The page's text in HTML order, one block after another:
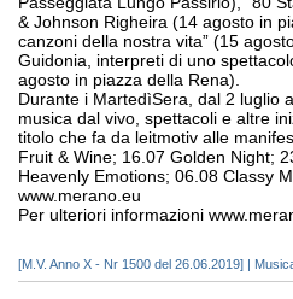
& Johnson Righeira (14 agosto in
canzoni della nostra vita” (15
Guidonia, interpreti di uno
agosto in piazza della Rena).
Durante i MartedìSera, dal 2 luglio
musica dal vivo, spettacoli e altre
titolo che fa da leitmotiv alle
Fruit & Wine; 16.07 Golden Night;
Heavenly Emotions; 06.08 Classy
www.merano.eu
Per ulteriori informazioni
[M.V. Anno X - Nr 1500 del 26.06.2019] |